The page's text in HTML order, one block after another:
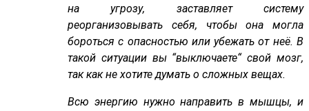
на угрозу, заставляет систему
реорганизовывать себя, чтобы она могла
бороться с опасностью или убежать от неё. В
такой ситуации вы “выключаете“ свой мозг,
так как не хотите думать о сложных вещах.
Всю энергию нужно направить в мышцы, и